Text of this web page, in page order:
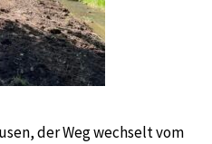
der Weg wechselt vom